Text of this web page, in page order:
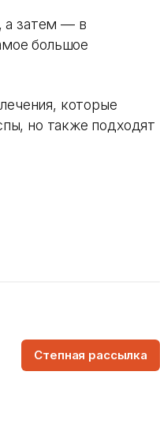
а затем — в
большое
которые
но также подходят
Степная рассылка